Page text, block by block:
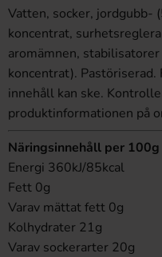
Vatten, socker, jordgubb-
koncentrat,
aromämnen,
koncentrat).
innehåll kan ske.
produktinformationen på
Näringsinnehåll per 100g
Energi 360kJ/85kcal
Fett 0g
Varav mättat fett 0g
Kolhydrater 21g
Varav sockerarter 20g